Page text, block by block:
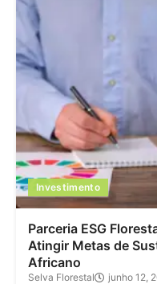
Investimento
Parceria ESG
Atingir Metas de
Africano
Selva Florestal junho 12,